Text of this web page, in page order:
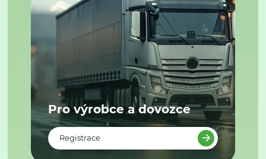
Pro výrobce a dovozce
Registrace